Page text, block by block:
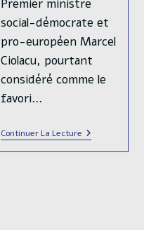
Premier ministre
social-démocrate et
pro-européen Marcel
Ciolacu, pourtant
considéré comme le
favori…
Continuer La LectureRoumanie
:
Des